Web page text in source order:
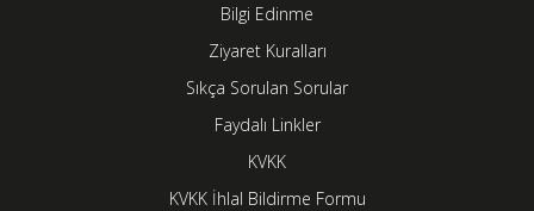
Bilgi Edinme
Ziyaret Kuralları
Sıkça Sorulan Sorular
Faydalı Linkler
KVKK
KVKK İhlal Bildirme Formu